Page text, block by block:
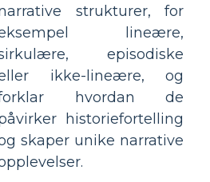
strukturer, for
lineære,
episodiske
ikke-lineære, og
hvordan de
historiefortelling
skaper unike narrative